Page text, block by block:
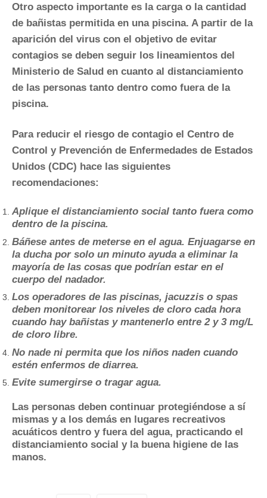
Otro aspecto importante es la carga o la cantidad
de bañistas permitida en una piscina. A partir de la
aparición del virus con el objetivo de evitar
contagios se deben seguir los lineamientos del
Ministerio de Salud en cuanto al distanciamiento
de las personas tanto dentro como fuera de la
piscina.
Para reducir el riesgo de contagio el Centro de
Control y Prevención de Enfermedades de Estados
Unidos (CDC) hace las siguientes
recomendaciones:
Aplique el distanciamiento social tanto fuera como
dentro de la piscina.
Báñese antes de meterse en el agua. Enjuagarse en
la ducha por solo un minuto ayuda a eliminar la
mayoría de las cosas que podrían estar en el
cuerpo del nadador.
Los operadores de las piscinas, jacuzzis o spas
deben monitorear los niveles de cloro cada hora
cuando hay bañistas y mantenerlo entre 2 y 3 mg/L
de cloro libre.
No nade ni permita que los niños naden cuando
estén enfermos de diarrea.
Evite sumergirse o tragar agua.
Las personas deben continuar protegiéndose a sí
mismas y a los demás en lugares recreativos
acuáticos dentro y fuera del agua, practicando el
distanciamiento social y la buena higiene de las
manos.